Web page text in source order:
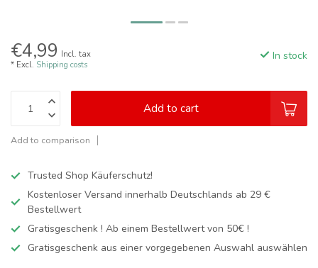
€4,99 Incl. tax
* Excl. Shipping costs
In stock
Add to cart
Add to comparison
Trusted Shop Käuferschutz!
Kostenloser Versand innerhalb Deutschlands ab 29 €
Bestellwert
Gratisgeschenk ! Ab einem Bestellwert von 50€ !
Gratisgeschenk aus einer vorgegebenen Auswahl auswählen